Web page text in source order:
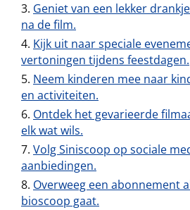
Geniet van een lekker
na de film.
Kijk uit naar speciale
vertoningen tijdens feestdagen.
Neem kinderen mee naar
en activiteiten.
Ontdek het gevarieerde
elk wat wils.
Volg Siniscoop op sociale
aanbiedingen.
Overweeg een abonnement
bioscoop gaat.